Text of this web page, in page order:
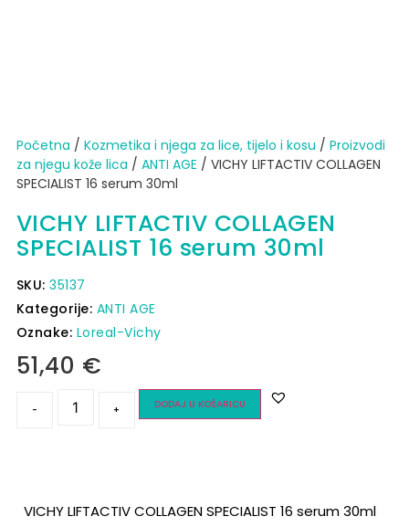
Početna / Kozmetika i njega za lice, tijelo i kosu / Proizvodi
za njegu kože lica / ANTI AGE / VICHY LIFTACTIV COLLAGEN
SPECIALIST 16 serum 30ml
VICHY LIFTACTIV COLLAGEN
SPECIALIST 16 serum 30ml
SKU:35137
Kategorije: ANTI AGE
Oznake: Loreal-Vichy
51,40 €
- + DODAJ U KOŠARICU
VICHY LIFTACTIV COLLAGEN SPECIALIST 16 serum 30ml